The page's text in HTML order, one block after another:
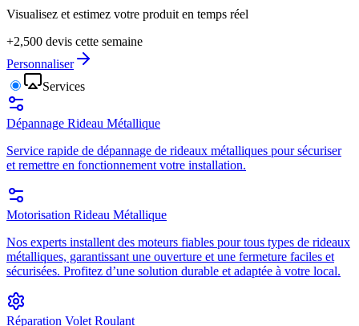
Visualisez et estimez votre produit en temps réel
+2,500 devis cette semaine
Personnaliser
Services
Dépannage Rideau Métallique
Service rapide de dépannage de rideaux métalliques pour sécuriser
et remettre en fonctionnement votre installation.
Motorisation Rideau Métallique
Nos experts installent des moteurs fiables pour tous types de rideaux
métalliques, garantissant une ouverture et une fermeture faciles et
sécurisées. Profitez d’une solution durable et adaptée à votre local.
Réparation Volet Roulant